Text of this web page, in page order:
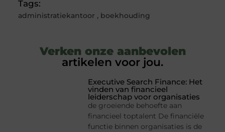
Tags:
administratiekantoor , boekhouding
Verken onze aanbevolen
artikelen voor jou.
Executive Search Finance: Het
vinden van financieel
leiderschap voor organisaties
de groeiende behoefte aan
financieel toptalent De financiële
functie binnen organisaties is de